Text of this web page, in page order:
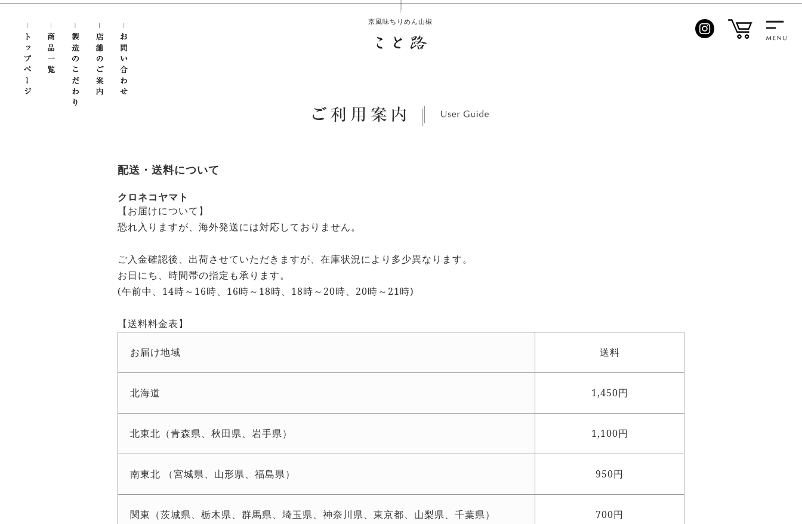
京風味ちりめん山椒
配送・送料について
クロネコヤマト
【お届けについて】
恐れ入りますが、海外発送には対応しておりません。
ご入金確認後、出荷させていただきますが、在庫状況により多少異なります。
お日にち、時間帯の指定も承ります。
(午前中、14時～16時、16時～18時、18時～20時、20時～21時)
【送料料金表】
お届け地域 送料
北海道 1,450円
北東北（青森県、秋田県、岩手県） 1,100円
南東北 （宮城県、山形県、福島県） 950円
関東（茨城県、栃木県、群馬県、埼玉県、神奈川県、東京都、山梨県、千葉県） 700円